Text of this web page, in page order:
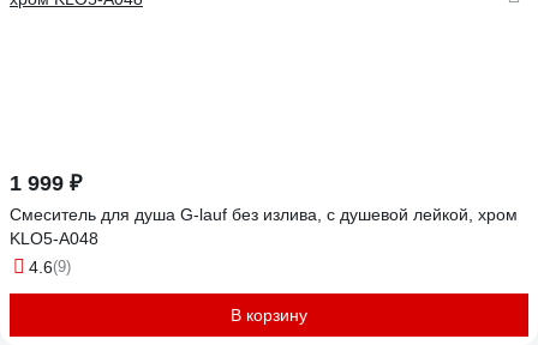
1 999 ₽
Смеситель для душа G-lauf без излива, с душевой лейкой, хром
KLO5-A048
4.6(9)
В корзину